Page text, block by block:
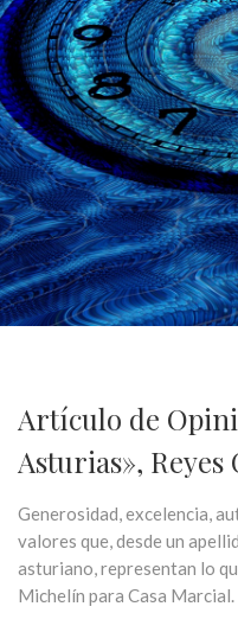
Artículo de
Asturias», Reyes
Generosidad, excelencia,
valores que, desde un
asturiano, representan lo
Michelín para Casa Marcial.